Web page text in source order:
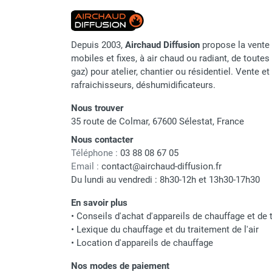
Chauffage FARM au gaz
Chauffage FARM au fioul
Chauffage d'atelier granulés / bois /
carton
Chaudière fixe à eau
Aérotherme fixe mural
Aérotherme électrique
Aérotherme au gaz
Aérotherme au fioul
Aérotherme pompe à chaleur
(détente directe)
gaz
Chauffage mobile électrique
Chauffage électrique soufflant
Chauffage haute température pour
étuvage industriel ou destruction
Depuis 2003, Airchaud Diffusion propose la
mobiles et fixes, à air chaud ou radiant, de
gaz) pour atelier, chantier ou résidentiel. Vente
rafraichisseurs, déshumidificateurs.
Nous trouver
35 route de Colmar, 67600 Sélestat, France
Nous contacter
Téléphone : 03 88 08 67 05
Email : contact@airchaud-diffusion.fr
Du lundi au vendredi : 8h30-12h et 13h30-17h30
En savoir plus
• Conseils d'achat d'appareils de chauffage et de
• Lexique du chauffage et du traitement de l'air
• Location d'appareils de chauffage
Nos modes de paiement